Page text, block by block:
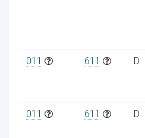
011 611 D
011 611 D